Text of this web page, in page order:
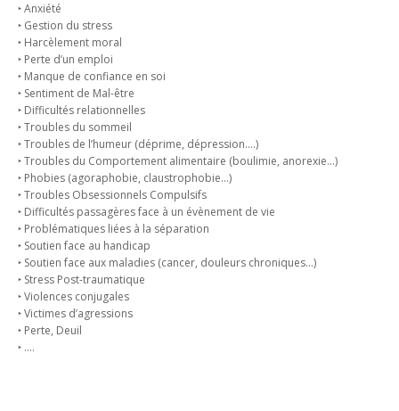
‣ Anxiété
‣ Gestion du stress
‣ Harcèlement moral
‣ Perte d’un emploi
‣ Manque de confiance en soi
‣ Sentiment de Mal-être
‣ Difficultés relationnelles
‣ Troubles du sommeil
‣ Troubles de l’humeur (déprime, dépression….)
‣ Troubles du Comportement alimentaire (boulimie, anorexie…)
‣ Phobies (agoraphobie, claustrophobie…)
‣ Troubles Obsessionnels Compulsifs
‣ Difficultés passagères face à un évènement de vie
‣ Problématiques liées à la séparation
‣ Soutien face au handicap
‣ Soutien face aux maladies (cancer, douleurs chroniques…)
‣ Stress Post-traumatique
‣ Violences conjugales
‣ Victimes d’agressions
‣ Perte, Deuil
‣ ….